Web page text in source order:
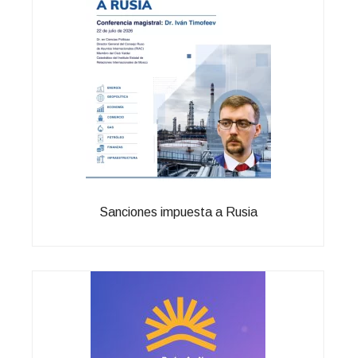
Sanciones impuesta a Rusia